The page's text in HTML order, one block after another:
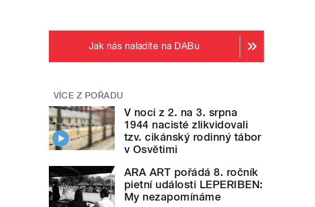
Jak nás naladíte na DABu
VÍCE Z POŘADU
V noci z 2. na 3. srpna
1944 nacisté zlikvidovali
tzv. cikánský rodinný tábor
v Osvětimi
ARA ART pořádá 8. ročník
pietní události LEPERIBEN:
My nezapomínáme